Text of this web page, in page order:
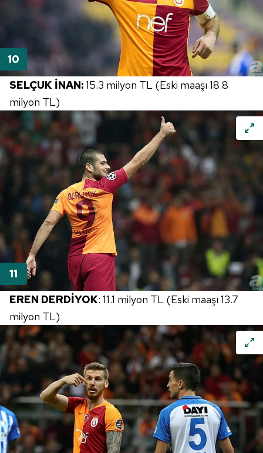
SELÇUK İNAN:15.3 milyon TL (Eski maaşı 18.8
milyon TL)
EREN DERDİYOK: 11.1 milyon TL (Eski maaşı 13.7
milyon TL)